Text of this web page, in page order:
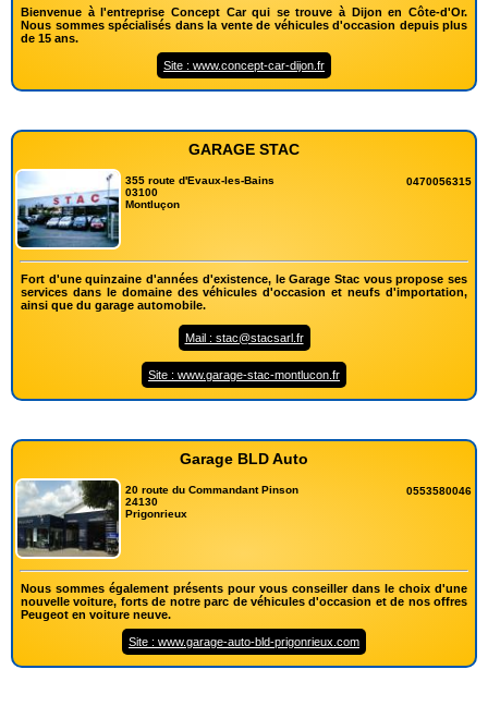
Bienvenue à l'entreprise Concept Car qui se trouve à Dijon en Côte-d'Or.
Nous sommes spécialisés dans la vente de véhicules d'occasion depuis plus
de 15 ans.
Site : www.concept-car-dijon.fr
GARAGE STAC
355 route d'Evaux-les-Bains
03100
Montluçon
0470056315
Fort d'une quinzaine d'années d'existence, le Garage Stac vous propose ses
services dans le domaine des véhicules d'occasion et neufs d'importation,
ainsi que du garage automobile.
Mail : stac@stacsarl.fr
Site : www.garage-stac-montlucon.fr
Garage BLD Auto
20 route du Commandant Pinson
24130
Prigonrieux
0553580046
Nous sommes également présents pour vous conseiller dans le choix d'une
nouvelle voiture, forts de notre parc de véhicules d'occasion et de nos offres
Peugeot en voiture neuve.
Site : www.garage-auto-bld-prigonrieux.com